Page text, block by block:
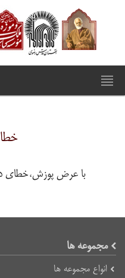
با عرض پوزش،خطای
مجموعه ها
انواع مجموعه ها